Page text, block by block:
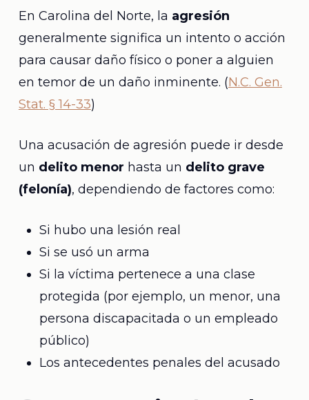
En Carolina del Norte, la agresión
generalmente significa un intento o acción
para causar daño físico o poner a alguien
en temor de un daño inminente. (N.C. Gen.
Stat. § 14-33)
Una acusación de agresión puede ir desde
un delito menor hasta un delito grave
(felonía), dependiendo de factores como:
Si hubo una lesión real
Si se usó un arma
Si la víctima pertenece a una clase
protegida (por ejemplo, un menor, una
persona discapacitada o un empleado
público)
Los antecedentes penales del acusado